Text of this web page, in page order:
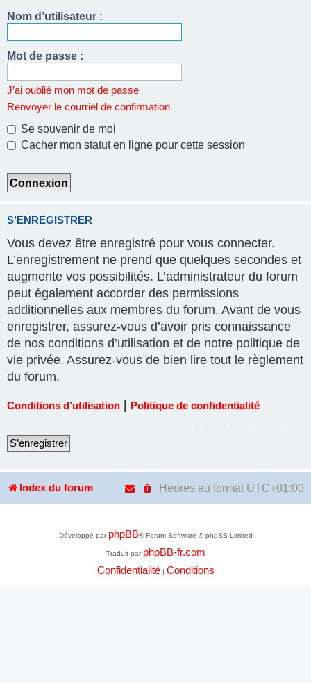
Nom d’utilisateur :
Mot de passe :
J’ai oublié mon mot de passe
Renvoyer le courriel de confirmation
Se souvenir de moi
Cacher mon statut en ligne pour cette session
S’ENREGISTRER
Vous devez être enregistré pour vous connecter.
L’enregistrement ne prend que quelques secondes et
augmente vos possibilités. L’administrateur du forum
peut également accorder des permissions
additionnelles aux membres du forum. Avant de vous
enregistrer, assurez-vous d’avoir pris connaissance
de nos conditions d’utilisation et de notre politique de
vie privée. Assurez-vous de bien lire tout le règlement
du forum.
Conditions d’utilisation Politique de confidentialité
S’enregistrer
Index du forum Heures au format UTC+01:00
Développé par phpBB® Forum Software © phpBB Limited
Traduit par phpBB-fr.com
Confidentialité| Conditions